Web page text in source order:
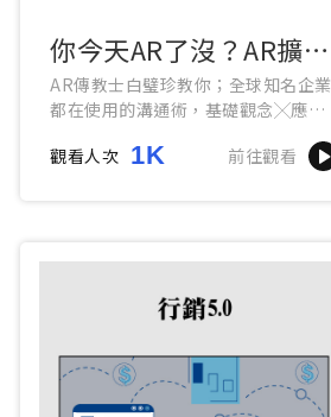
你今天AR了沒？AR擴增
實境創新思維
AR傳教士白璧珍教你；全球知名企業
都在使用的溝通術，基礎觀念╳應用
產業應用的實戰書
觀看人次 1K 前往觀看